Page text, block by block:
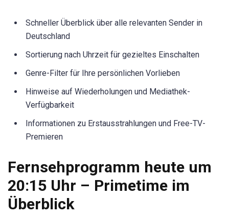
Schneller Überblick über alle relevanten Sender in
Deutschland
Sortierung nach Uhrzeit für gezieltes Einschalten
Genre-Filter für Ihre persönlichen Vorlieben
Hinweise auf Wiederholungen und Mediathek-
Verfügbarkeit
Informationen zu Erstausstrahlungen und Free-TV-
Premieren
Fernsehprogramm heute um
20:15 Uhr – Primetime im
Überblick